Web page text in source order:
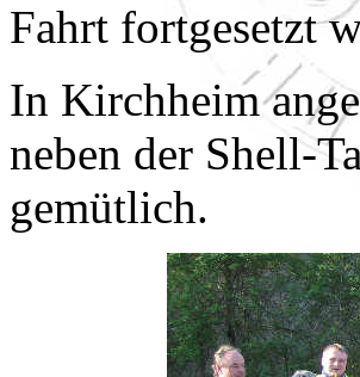
Fahrt fortgesetzt
In Kirchheim
neben der Shell-
gemütlich.